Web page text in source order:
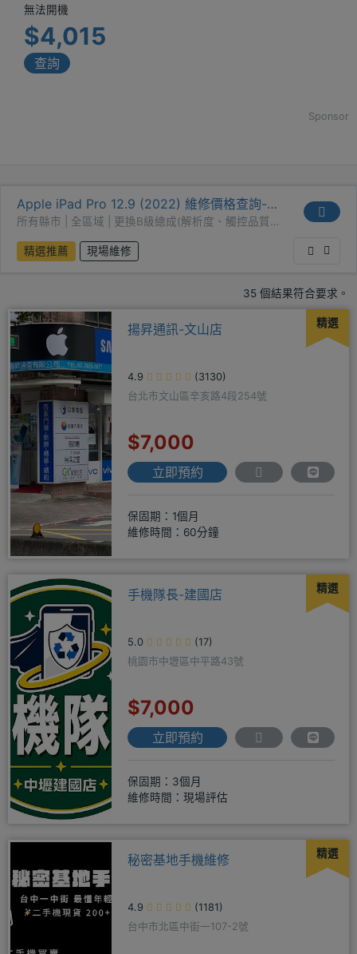
無法開機
$4,015
查詢
Sponsor
Apple iPad Pro 12.9 (2022) 維修價格查詢-換
螢幕（品質次佳）
所有縣市 | 全區域 | 更換B級總成(解析度、觸控品質次
精選推薦
現場維修
35 個結果符合要求。
精選
揚昇通訊-文山店
4.9
(3130)
台北市文山區辛亥路4段254號
$7,000
立即預約
保固期：1個月
維修時間：60分鐘
精選
手機隊長-建國店
5.0
(17)
桃園市中壢區中平路43號
$7,000
立即預約
保固期：3個月
維修時間：現場評估
精選
秘密基地手機維修
4.9
(1181)
台中市北區中街一107-2號